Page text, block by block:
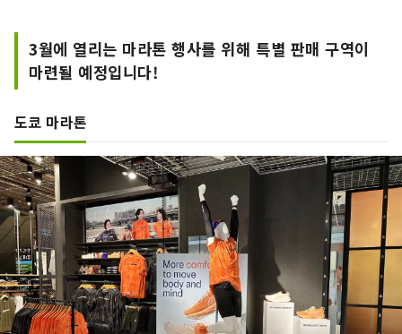
3월에 열리는 마라톤 행사를 위해 특별 판매 구역이
마련될 예정입니다!
도쿄 마라톤